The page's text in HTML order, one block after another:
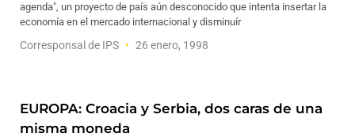
agenda", un proyecto de país aún desconocido que intenta insertar la
economía en el mercado internacional y disminuír
Corresponsal de IPS 26 enero, 1998
EUROPA: Croacia y Serbia, dos caras de una
misma moneda